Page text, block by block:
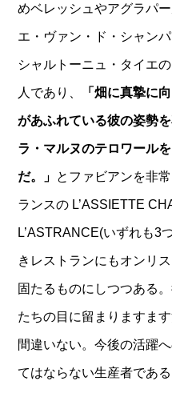
めベレッシュやアグラパ
エ・ヴァン・ド・シャン
シャルトーニュ・タイエ
人であり、 「畑に真摯に
があふれている彼の姿勢
ラ・マルヌのテロワール
だ。」 とファビアンを非
ランスの L’ASSIETTE
L’ASTRANCE(いずれも3
きレストランにもオンリ
固たるものにしつつある
たちの目に留まりますま
間違いない。今後の活躍
てはならない生産者である